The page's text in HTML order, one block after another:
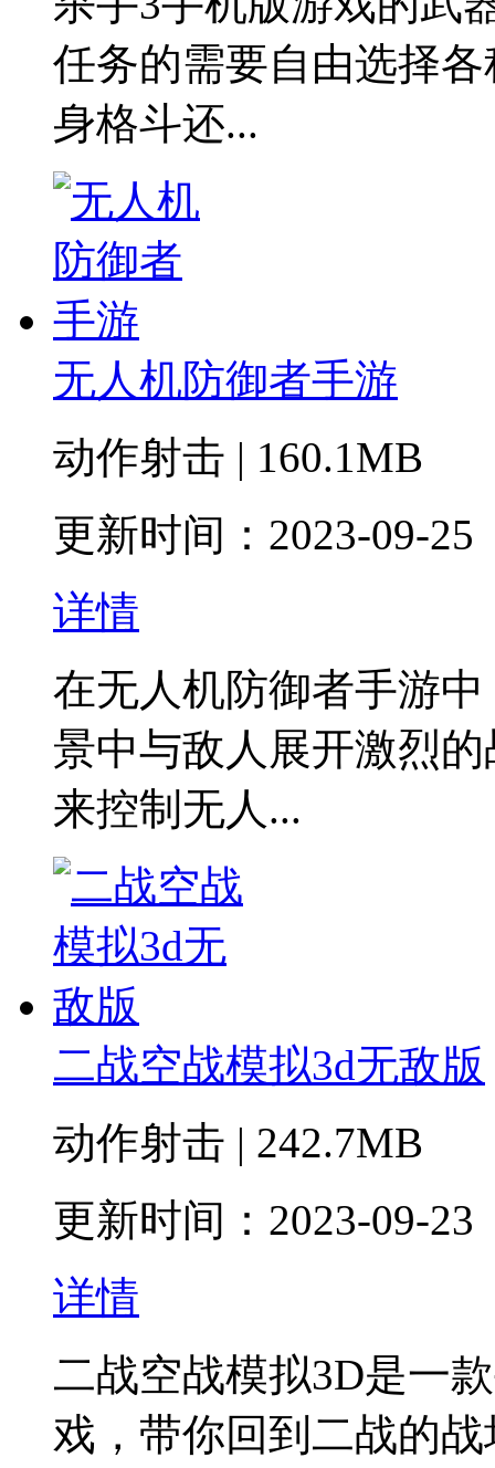
任务的需要自由选择
身格斗还...
无人机防御者手游
动作射击 | 160.1MB
更新时间：2023-09-25
详情
在无人机防御者手游
景中与敌人展开激烈
来控制无人...
二战空战模拟3d无敌版
动作射击 | 242.7MB
更新时间：2023-09-23
详情
二战空战模拟3D是一
戏，带你回到二战的